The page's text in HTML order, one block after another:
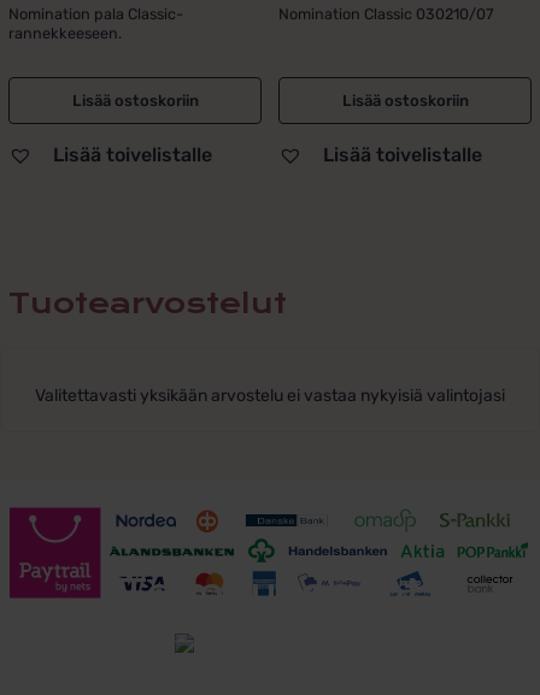
hinta
oli:
30,00 €.
hinta
on:
25,00 €.
Nomination pala Classic-
rannekkeeseen.
Lisää ostoskoriin
Lisää toivelistalle
hinta
35,00 €.
hinta
25,00 €.
Nomination Classic 030210/07
Lisää ostoskoriin
Lisää toivelistalle
Tuotearvostelut
Valitettavasti yksikään arvostelu ei vastaa nykyisiä valintojasi
Toimitusehdot